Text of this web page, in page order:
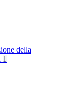
della
1